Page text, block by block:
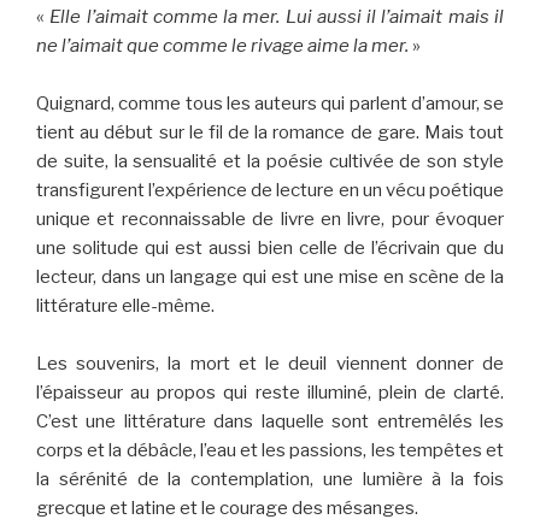
« Elle l’aimait comme la mer. Lui aussi il l’aimait mais il
ne l’aimait que comme le rivage aime la mer. »
Quignard, comme tous les auteurs qui parlent d’amour, se
tient au début sur le fil de la romance de gare. Mais tout
de suite, la sensualité et la poésie cultivée de son style
transfigurent l’expérience de lecture en un vécu poétique
unique et reconnaissable de livre en livre, pour évoquer
une solitude qui est aussi bien celle de l’écrivain que du
lecteur, dans un langage qui est une mise en scène de la
littérature elle-même.
Les souvenirs, la mort et le deuil viennent donner de
l’épaisseur au propos qui reste illuminé, plein de clarté.
C’est une littérature dans laquelle sont entremêlés les
corps et la débâcle, l’eau et les passions, les tempêtes et
la sérénité de la contemplation, une lumière à la fois
grecque et latine et le courage des mésanges.